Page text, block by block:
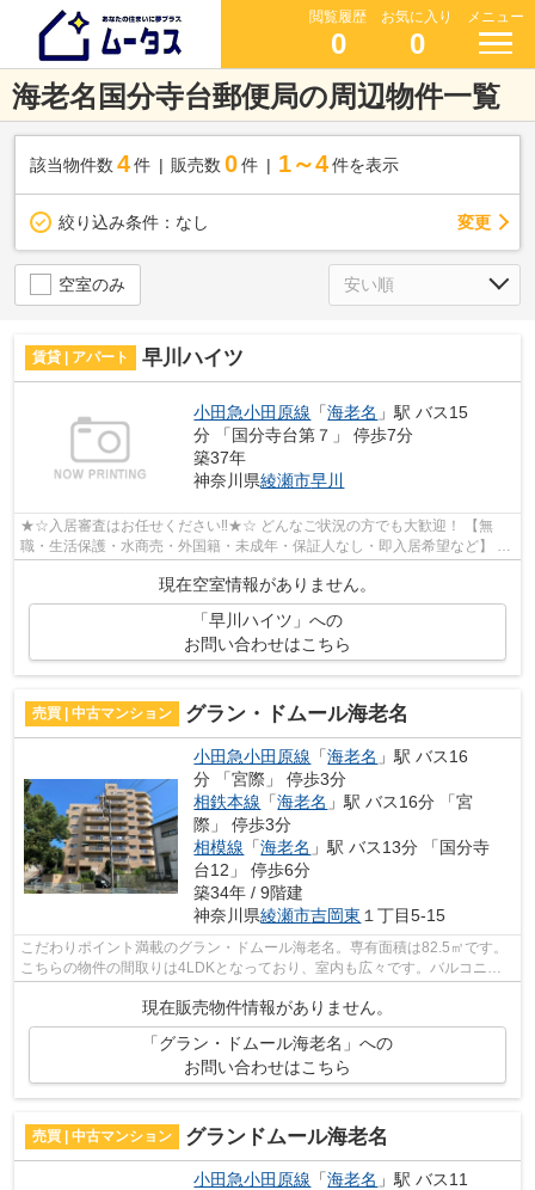
閲覧履歴
0
お気に入り
0
メニュー
海老名国分寺台郵便局の周辺物件一覧
該当物件数 4件 販売数 0 件 1～4 件を表示
絞り込み条件： なし 変更
空室のみ
賃貸 | アパート 早川ハイツ
小田急小田原線 「海老名 」駅 バス15
分 「国分寺台第７」 停歩7分
築37年
神奈川県綾瀬市早川
★☆入居審査はお任せください‼★☆ どんなご状況の方でも大歓迎！ 【無
職・生活保護・水商売・外国籍・未成年・保証人なし・即入居希望など】 ネ
ット非公開の物件からもお探し致します‼ ...
現在空室情報がありません。
「早川ハイツ」への
お問い合わせはこちら
売買 | 中古マンション グラン・ドムール海老名
小田急小田原線 「海老名 」駅 バス16
分 「宮際」 停歩3分
相鉄本線 「海老名 」駅 バス16分 「宮
際」 停歩3分
相模線 「海老名 」駅 バス13分 「国分寺
台12」 停歩6分
築34年 / 9階建
神奈川県綾瀬市吉岡東 １丁目5-15
こだわりポイント満載のグラン・ドムール海老名。専有面積は82.5㎡です。
こちらの物件の間取りは4LDKとなっており、室内も広々です。バルコニー
現在販売物件情報がありません。
「グラン・ドムール海老名」への
お問い合わせはこちら
売買 | 中古マンション グランドムール海老名
小田急小田原線 「海老名 」駅 バス11